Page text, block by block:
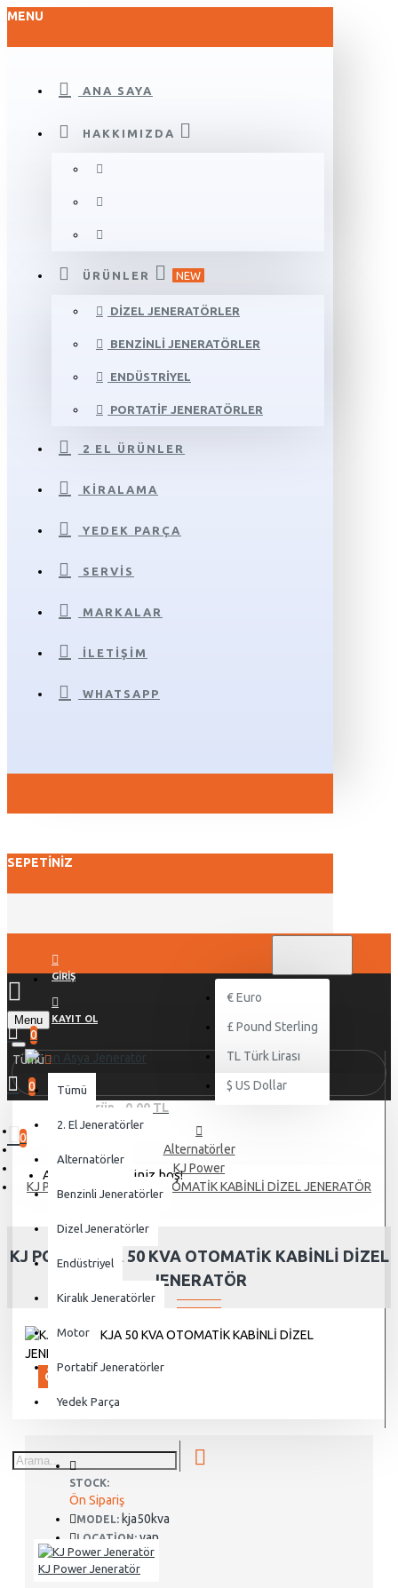
MENU
ANA SAYA
HAKKIMIZDA
ÜRÜNLER NEW
DIZEL JENERATÖRLER
BENZINLI JENERATÖRLER
ENDÜSTRIYEL
PORTATIF JENERATÖRLER
2 EL ÜRÜNLER
KIRALAMA
YEDEK PARÇA
SERVIS
MARKALAR
İLETIŞIM
WHATSAPP
SEPETINIZ
GIRIŞ
KAYIT OL
€ Euro
£ Pound Sterling
TL Türk Lirası
$ US Dollar
Menu
0
0
0 ürün - 0,00 TL
0
Alışveriş sepetiniz boş!
Tümü
Tümü
2. El Jeneratörler
Alternatörler
Benzinli Jeneratörler
Dizel Jeneratörler
Endüstriyel
Kiralık Jeneratörler
Motor
Portatif Jeneratörler
Yedek Parça
Alternatörler
KJ Power
KJ POWER KJA 50 KVA OTOMATİK KABİNLİ DİZEL JENERATÖR
KJ POWER KJA 50 KVA OTOMATİK KABİNLİ DİZEL
JENERATÖR
ÖN SIPARIŞ
STOCK:
Ön Sipariş
MODEL: kja50kva
LOCATION: van
KJ Power Jeneratör